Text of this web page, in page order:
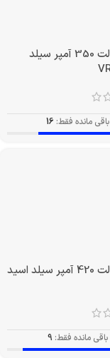
باتری 2 ولت 350 آمپر سیلد
باقی مانده فقط: 16
باتری 2 ولت 420 آمپر سیلد اسید
باقی مانده فقط: 9